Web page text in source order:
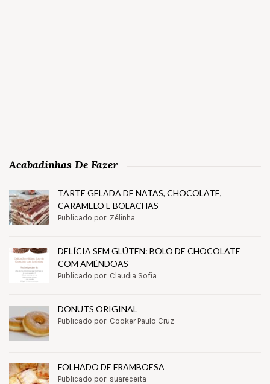
Acabadinhas De Fazer
TARTE GELADA DE NATAS, CHOCOLATE,
CARAMELO E BOLACHAS
Publicado por: Zélinha
DELÍCIA SEM GLÚTEN: BOLO DE CHOCOLATE
COM AMÊNDOAS
Publicado por: Claudia Sofia
DONUTS ORIGINAL
Publicado por: Cooker Paulo Cruz
FOLHADO DE FRAMBOESA
Publicado por: suareceita